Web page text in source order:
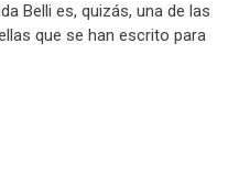
Belli es, quizás, una de las
que se han escrito para